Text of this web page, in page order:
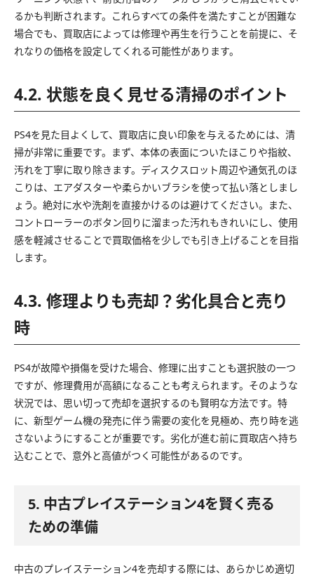
るかも判断されます。これらすべての条件を満たすことが困難な
場合でも、買取店によっては修理や再生を行うことを前提に、そ
れなりの価格を設定してくれる可能性があります。
4.2. 状態を良く見せる清掃のポイント
PS4を見た目よくして、買取店に良い印象を与えるためには、清
掃が非常に重要です。まず、本体の表面についたほこりや指紋、
汚れを丁寧に取り除きます。ディスクスロット周辺や通気孔のほ
こりは、エアダスターや柔らかいブラシを使って払い落としまし
ょう。絶対に水や洗剤を直接かけるのは避けてください。また、
コントローラーのボタン回りに溜まった汚れもきれいにし、使用
感を軽減させることで買取価格を少しでも引き上げることを目指
します。
4.3. 修理よりも売却？劣化具合と売り
時
PS4が故障や損傷を受けた場合、修理に出すことも選択肢の一つ
ですが、修理費用が高額になることも考えられます。そのような
状況では、思い切って売却を選択するのも賢明な方法です。特
に、新型ゲーム機の発売に伴う需要の変化を見極め、売り時を逃
さないようにすることが重要です。劣化が進む前に買取店へ持ち
込むことで、意外と高値がつく可能性があるのです。
5. 中古プレイステーション4を賢く売る
ための準備
中古のプレイステーション4を売却する際には、あらかじめ適切